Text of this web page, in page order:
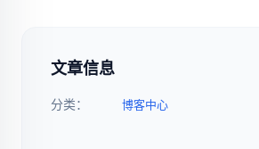
文章信息
分类： 博客中心